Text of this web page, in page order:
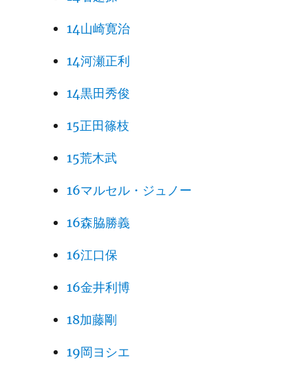
14山崎寛治
14河瀬正利
14黒田秀俊
15正田篠枝
15荒木武
16マルセル・ジュノー
16森脇勝義
16江口保
16金井利博
18加藤剛
19岡ヨシエ